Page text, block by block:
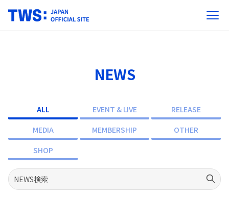
NEWS
ALL EVENT & LIVE
RELEASE
MEDIA
MEMBERSHIP
OTHER
SHOP